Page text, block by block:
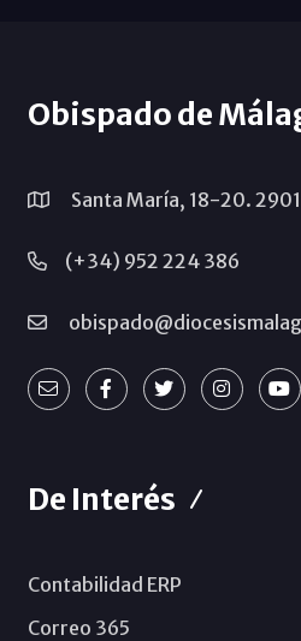
Obispado de
Santa María, 18-20.
(+34) 952 224 386
De Interés
Contabilidad ERP
Correo 365